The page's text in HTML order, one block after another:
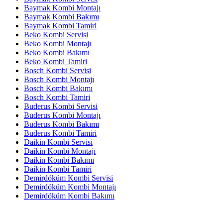
Baymak Kombi Montajı
Baymak Kombi Bakımı
Baymak Kombi Tamiri
Beko Kombi Servisi
Beko Kombi Montajı
Beko Kombi Bakımı
Beko Kombi Tamiri
Bosch Kombi Servisi
Bosch Kombi Montajı
Bosch Kombi Bakımı
Bosch Kombi Tamiri
Buderus Kombi Servisi
Buderus Kombi Montajı
Buderus Kombi Bakımı
Buderus Kombi Tamiri
Daikin Kombi Servisi
Daikin Kombi Montajı
Daikin Kombi Bakımı
Daikin Kombi Tamiri
Demirdöküm Kombi Servisi
Demirdöküm Kombi Montajı
Demirdöküm Kombi Bakımı